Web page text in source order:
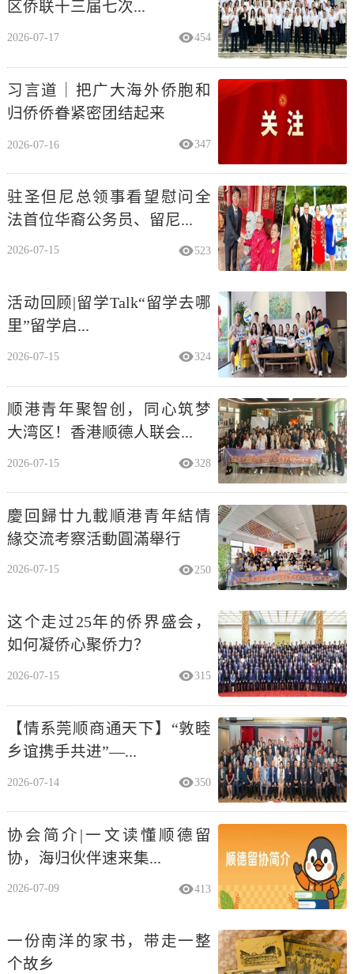
区侨联十三届七次...
2026-07-17 454
习言道｜把广大海外侨胞和
归侨侨眷紧密团结起来
2026-07-16 347
驻圣但尼总领事看望慰问全
法首位华裔公务员、留尼...
2026-07-15 523
活动回顾|留学Talk“留学去哪
里”留学启...
2026-07-15 324
顺港青年聚智创，同心筑梦
大湾区！香港顺德人联会...
2026-07-15 328
慶回歸廿九載順港青年結情
緣交流考察活動圓滿舉行
2026-07-15 250
这个走过25年的侨界盛会，
如何凝侨心聚侨力？
2026-07-15 315
【情系莞顺商通天下】“敦睦
乡谊携手共进”—...
2026-07-14 350
协会简介|一文读懂顺德留
协，海归伙伴速来集...
2026-07-09 413
一份南洋的家书，带走一整
个故乡